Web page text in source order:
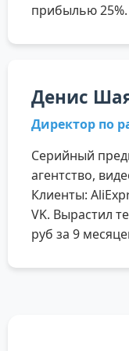
прибылью 25%.
Денис
Директор по
Серийный
агентство,
Клиенты:
VK. Вырастил
руб за 9